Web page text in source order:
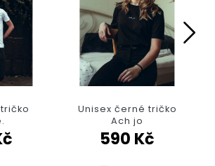
Unisex černé tričko
Ach jo
590 Kč